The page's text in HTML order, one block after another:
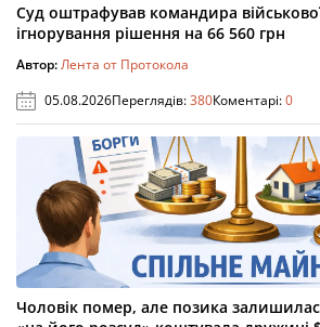
Суд оштрафував командира
ігнорування рішення на 66 560 грн
Автор:Лента от Протокола
05.08.2026Переглядів:380Коментарі:0
Чоловік помер, але позика